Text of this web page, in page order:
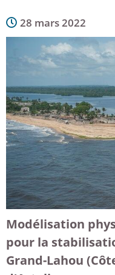
28 mars 2022
Modélisation
pour la
Grand-Lahou